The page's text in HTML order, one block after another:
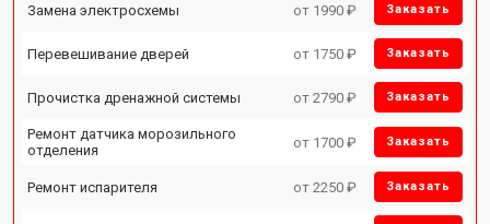
Замена электросхемы от 1990 ₽ Заказать
Перевешивание дверей от 1750 ₽ Заказать
Прочистка дренажной системы от 2790 ₽ Заказать
Ремонт датчика морозильного
отделения
от 1700 ₽ Заказать
Ремонт испарителя от 2250 ₽ Заказать